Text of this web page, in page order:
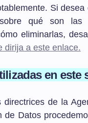
Si
sobre qué son las
eliminarlas,
dirija a este enlace.
en este
directrices de la
de Datos